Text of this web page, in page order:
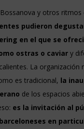
y otros ritmos
pudieron
en el que se
ostras o caviar y
La organización
es tradicional, la
de los espacios
es la invitación al
en